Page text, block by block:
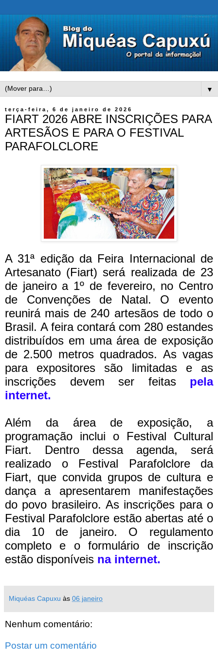
▼
terça-feira, 6 de janeiro de 2026
FIART 2026 ABRE INSCRIÇÕES PARA
ARTESÃOS E PARA O FESTIVAL
PARAFOLCLORE
A 31ª edição da Feira Internacional de
Artesanato (Fiart) será realizada de 23
de janeiro a 1º de fevereiro, no Centro
de Convenções de Natal. O evento
reunirá mais de 240 artesãos de todo o
Brasil. A feira contará com 280 estandes
distribuídos em uma área de exposição
de 2.500 metros quadrados. As vagas
para expositores são limitadas e as
inscrições devem ser feitas pela
internet.
Além da área de exposição, a
programação inclui o Festival Cultural
Fiart. Dentro dessa agenda, será
realizado o Festival Parafolclore da
Fiart, que convida grupos de cultura e
dança a apresentarem manifestações
do povo brasileiro. As inscrições para o
Festival Parafolclore estão abertas até o
dia 10 de janeiro. O regulamento
completo e o formulário de inscrição
estão disponíveis na internet.
Miquéas Capuxu às 06 janeiro
Nenhum comentário:
Postar um comentário